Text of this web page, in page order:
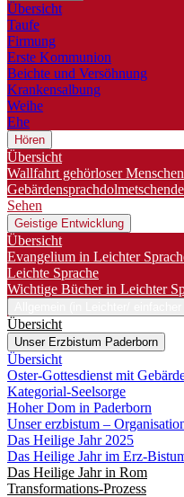
Übersicht
Taufe
Firmung
Erste Kommunion
Beichte und Versöhnung
Krankensalbung
Weihe
Ehe
Hören
Übersicht
Wallfahrt gehörloser
Gebärdensprachdolmetschende
Sehen
Geistige Entwicklung
Übersicht
Evangelium in Leichter
Leichte Sprache
Wichtige Bücher in Leichter
Übersicht
Unser Erzbistum Paderborn
Übersicht
Oster-Gottesdienst mit
Kategorial-Seelsorge
Hoher Dom in Paderborn
Unser erzbistum –
Das Heilige Jahr 2025
Das Heilige Jahr im Erz-
Das Heilige Jahr in Rom
Transformations-Prozess